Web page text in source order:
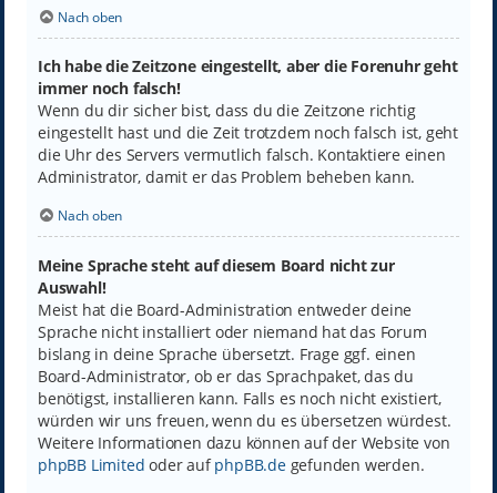
Nach oben
Ich habe die Zeitzone eingestellt, aber die Forenuhr geht
immer noch falsch!
Wenn du dir sicher bist, dass du die Zeitzone richtig
eingestellt hast und die Zeit trotzdem noch falsch ist, geht
die Uhr des Servers vermutlich falsch. Kontaktiere einen
Administrator, damit er das Problem beheben kann.
Nach oben
Meine Sprache steht auf diesem Board nicht zur
Auswahl!
Meist hat die Board-Administration entweder deine
Sprache nicht installiert oder niemand hat das Forum
bislang in deine Sprache übersetzt. Frage ggf. einen
Board-Administrator, ob er das Sprachpaket, das du
benötigst, installieren kann. Falls es noch nicht existiert,
würden wir uns freuen, wenn du es übersetzen würdest.
Weitere Informationen dazu können auf der Website von
phpBB Limited oder aufphpBB.degefunden werden.